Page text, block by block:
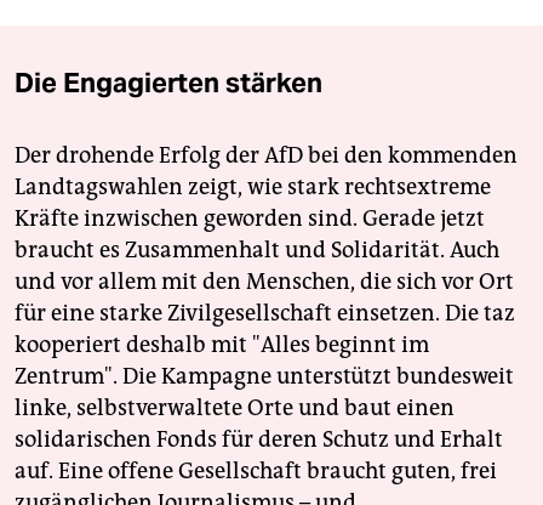
Die Engagierten stärken
Der drohende Erfolg der AfD bei den kommenden
Landtagswahlen zeigt, wie stark rechtsextreme
Kräfte inzwischen geworden sind. Gerade jetzt
braucht es Zusammenhalt und Solidarität. Auch
und vor allem mit den Menschen, die sich vor Ort
für eine starke Zivilgesellschaft einsetzen. Die taz
kooperiert deshalb mit "Alles beginnt im
Zentrum". Die Kampagne unterstützt bundesweit
linke, selbstverwaltete Orte und baut einen
solidarischen Fonds für deren Schutz und Erhalt
auf. Eine offene Gesellschaft braucht guten, frei